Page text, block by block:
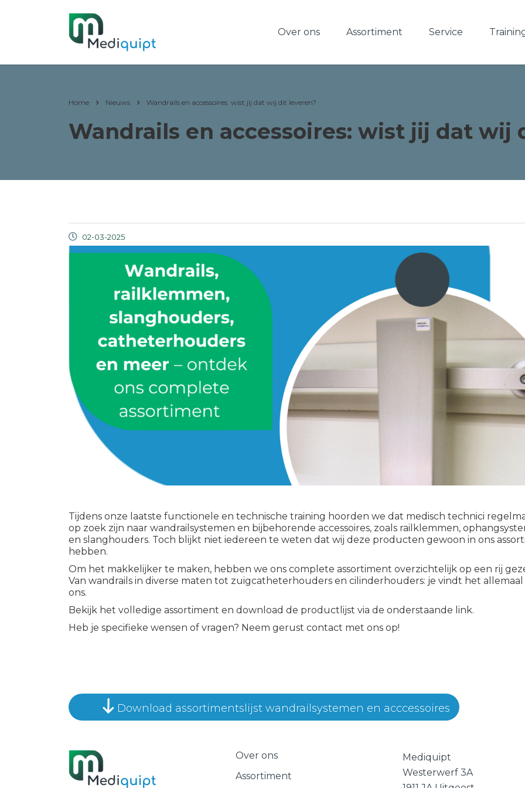
Over ons Assortiment Service
Home Nieuws Wandrails en accessoires: wist jij dat wij dit leveren?
Wandrails en accessoires: wist jij dat wij
02-03-2025
Tijdens onze laatste functionele en technische training hoorden we dat medisch technici
op zoek zijn naar wandrailsystemen en bijbehorende accessoires, zoals railklemmen,
en slanghouders. Toch blijkt niet iedereen te weten dat wij deze producten gewoon in ons
hebben.
Om het makkelijker te maken, hebben we ons complete assortiment overzichtelijk op een rij
Van wandrails in diverse maten tot zuigcatheterhouders en cilinderhouders: je vindt het allemaal
ons.
Bekijk het volledige assortiment en download de productlijst via de onderstaande link.
Heb je specifieke wensen of vragen? Neem gerust contact met ons op!
Download assortimentslijst wandrailsystemen en acccessoires
Over ons
Assortiment
Mediquipt
Westerwerf 3A